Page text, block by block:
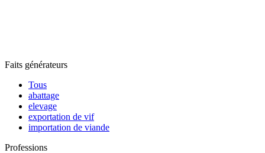
Faits générateurs
Tous
abattage
elevage
exportation de vif
importation de viande
Professions